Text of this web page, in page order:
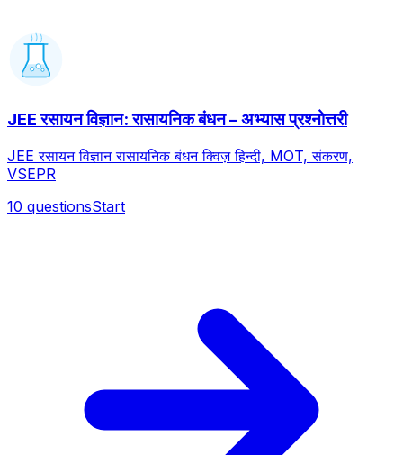
JEE रसायन विज्ञान: रासायनिक बंधन – अभ्यास प्रश्नोत्तरी
JEE रसायन विज्ञान रासायनिक बंधन क्विज़ हिन्दी, MOT, संकरण,
VSEPR
10 questionsStart